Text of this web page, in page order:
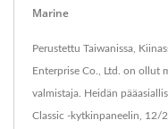
Marine
Perustettu Taiwanissa,
Enterprise Co., Ltd. on ollut
valmistaja. Heidän
Classic -kytkinpaneelin, 12/